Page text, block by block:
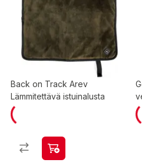
Back on Track Arev
Lämmitettävä istuinalusta